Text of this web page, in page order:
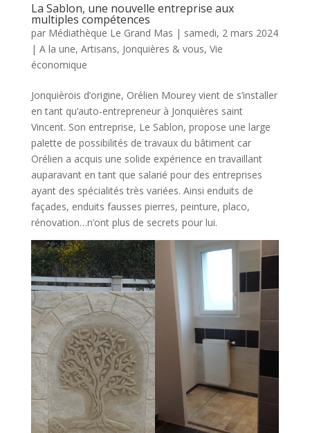
La Sablon, une nouvelle entreprise aux
multiples compétences
par Médiathèque Le Grand Mas | samedi, 2 mars 2024
| A la une, Artisans, Jonquières & vous, Vie
économique
Jonquièrois d’origine, Orélien Mourey vient de s’installer
en tant qu’auto-entrepreneur à Jonquières saint
Vincent. Son entreprise, Le Sablon, propose une large
palette de possibilités de travaux du bâtiment car
Orélien a acquis une solide expérience en travaillant
auparavant en tant que salarié pour des entreprises
ayant des spécialités très variées. Ainsi enduits de
façades, enduits fausses pierres, peinture, placo,
rénovation…n’ont plus de secrets pour lui.